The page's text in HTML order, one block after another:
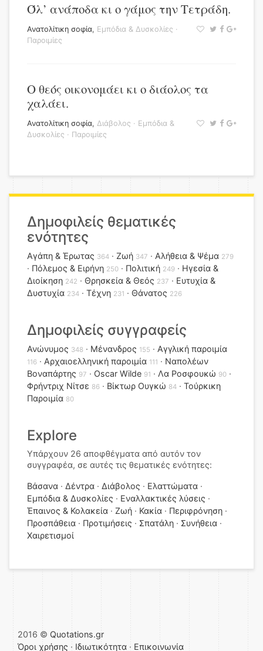
Όλ’ ανάποδα κι ο γάμος την Τετράδη.
Ανατολίτικη σοφία, Εμπόδια & Δυσκολίες ·
Παροιμίες
Ο θεός οικονομάει κι ο διάολος τα
χαλάει.
Ανατολίτικη σοφία, Διάβολος · Εμπόδια &
Δυσκολίες · Παροιμίες
Δημοφιλείς θεματικές
ενότητες
Αγάπη & Έρωτας 364 Ζωή 347 Αλήθεια & Ψέμα 279
Πόλεμος & Ειρήνη 250 Πολιτική 249
Ηγεσία &
Διοίκηση 242 Θρησκεία & Θεός 237
Ευτυχία &
Δυστυχία 234 Τέχνη 231 Θάνατος 226
Δημοφιλείς συγγραφείς
Ανώνυμος 348 Μένανδρος 155 Αγγλική παροιμία
116 Αρχαιοελληνική παροιμία 111
Ναπολέων
Βοναπάρτης 97 Oscar Wilde 91 Λα Ροσφουκώ 90
Φρήντριχ Νίτσε 86 Βίκτωρ Ουγκώ 84
Τούρκικη
Παροιμία 80
Explore
Υπάρχουν 26 αποφθέγματα από αυτόν τον
συγγραφέα, σε αυτές τις θεματικές ενότητες:
Βάσανα Δέντρα Διάβολος
Ελαττώματα
Εμπόδια & Δυσκολίες
Εναλλακτικές λύσεις
Έπαινος & Κολακεία
Ζωή Κακία
Περιφρόνηση
Προσπάθεια
Προτιμήσεις Σπατάλη
Συνήθεια
Χαιρετισμοί
2016 © Quotations.gr
Όροι χρήσης · Ιδιωτικότητα · Επικοινωνία